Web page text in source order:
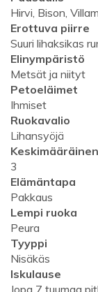
Hirvi, Bison,
Erottuva piirre
Suuri lihaksikas
Elinympäristö
Metsät ja niityt
Petoeläimet
Ihmiset
Ruokavalio
Lihansyöjä
3
Elämäntapa
Pakkaus
Lempi ruoka
Peura
Tyyppi
Nisäkäs
Iskulause